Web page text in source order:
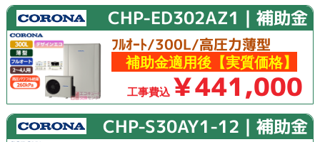
CHP-ED302AZ1｜補助金
ﾌﾙｵｰﾄ/300L/高圧力薄型
補助金適用後【実質価格】
工事費込 ￥441,000
CHP-S30AY1-12｜補助金